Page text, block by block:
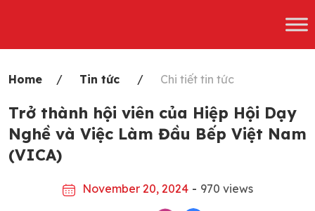
Home Tin tức Chi tiết tin tức
Trở thành hội viên của Hiệp Hội Dạy
Nghề và Việc Làm Đầu Bếp Việt Nam
(VICA)
November 20, 2024 - 970 views